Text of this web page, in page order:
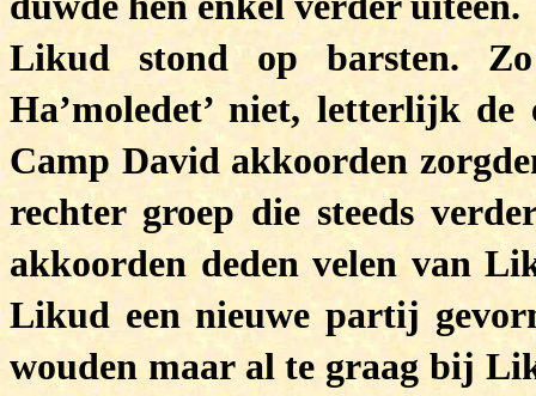
Likud stond op barsten.
Ha’moledet’ niet, letterlijk
Camp David akkoorden
rechter groep die steeds
akkoorden deden velen van
Likud een nieuwe partij
wouden maar al te graag bij